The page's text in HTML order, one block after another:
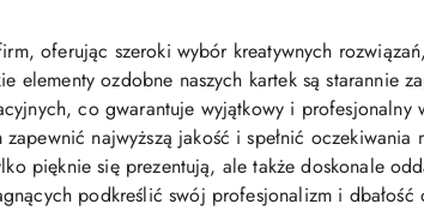
oferując szeroki wybór kreatywnych
elementy ozdobne naszych kartek są starannie
co gwarantuje wyjątkowy i profesjonalny
najwyższą jakość i spełnić oczekiwania
pięknie się prezentują, ale także doskonale
podkreślić swój profesjonalizm i dbałość